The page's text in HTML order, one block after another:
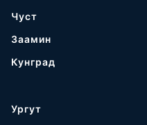
Чуст
Заамин
Кунград
Ургут